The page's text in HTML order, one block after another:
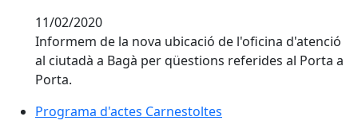
11/02/2020
Informem de la nova ubicació de l'oficina d'atenció
al ciutadà a Bagà per qüestions referides al Porta a
Porta.
Programa d'actes Carnestoltes
Programa d'actes Carnestoltes